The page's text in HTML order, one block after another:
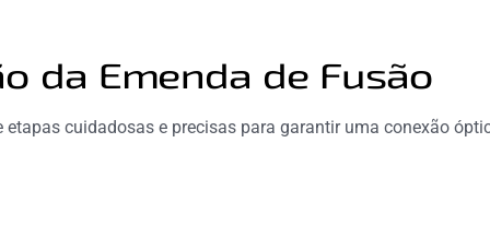
da Emenda de Fusão
cuidadosas e precisas para garantir uma conexão